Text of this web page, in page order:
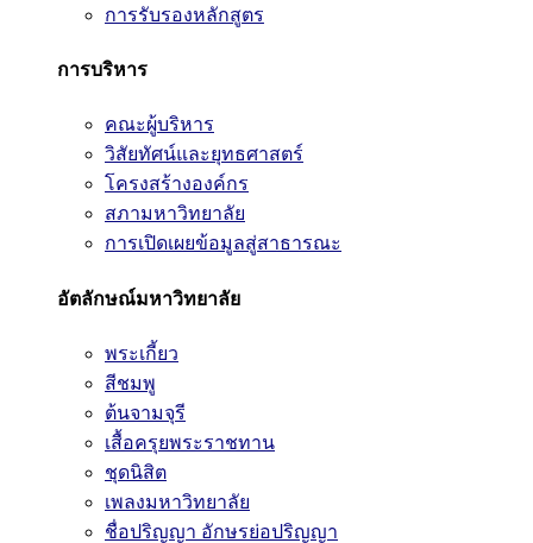
การรับรองหลักสูตร
การบริหาร
คณะผู้บริหาร
วิสัยทัศน์และยุทธศาสตร์
โครงสร้างองค์กร
สภามหาวิทยาลัย
การเปิดเผยข้อมูลสู่สาธารณะ
อัตลักษณ์มหาวิทยาลัย
พระเกี้ยว
สีชมพู
ต้นจามจุรี
เสื้อครุยพระราชทาน
ชุดนิสิต
เพลงมหาวิทยาลัย
ชื่อปริญญา อักษรย่อปริญญา